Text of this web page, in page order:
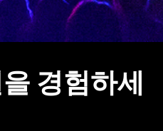
경험하세